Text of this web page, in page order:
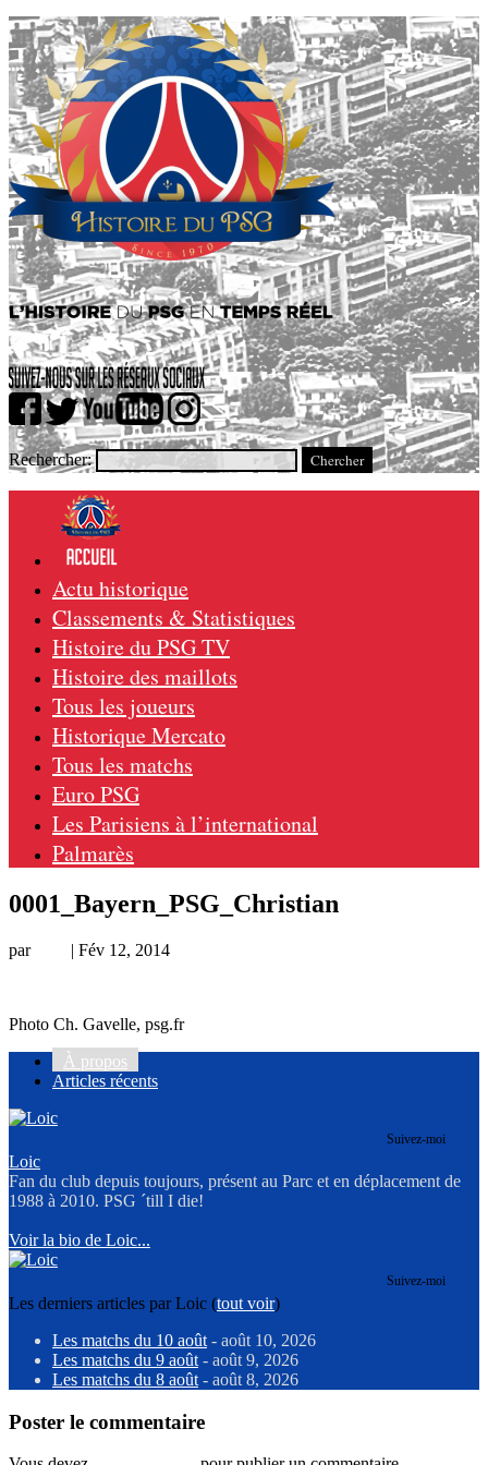
Rechercher:
Actu historique
Classements & Statistiques
Histoire du PSG TV
Histoire des maillots
Tous les joueurs
Historique Mercato
Tous les matchs
Euro PSG
Les Parisiens à l’international
Palmarès
0001_Bayern_PSG_Christian
par | Fév 12, 2014
Photo Ch. Gavelle, psg.fr
À propos
Articles récents
Suivez-moi
Loic
Fan du club depuis toujours, présent au Parc et en déplacement de
1988 à 2010. PSG ´till I die!
Voir la bio de Loic...
Suivez-moi
Les derniers articles par Loic (tout voir)
Les matchs du 10 août - août 10, 2026
Les matchs du 9 août - août 9, 2026
Les matchs du 8 août - août 8, 2026
Poster le commentaire